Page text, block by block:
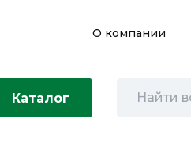
О компании
Каталог